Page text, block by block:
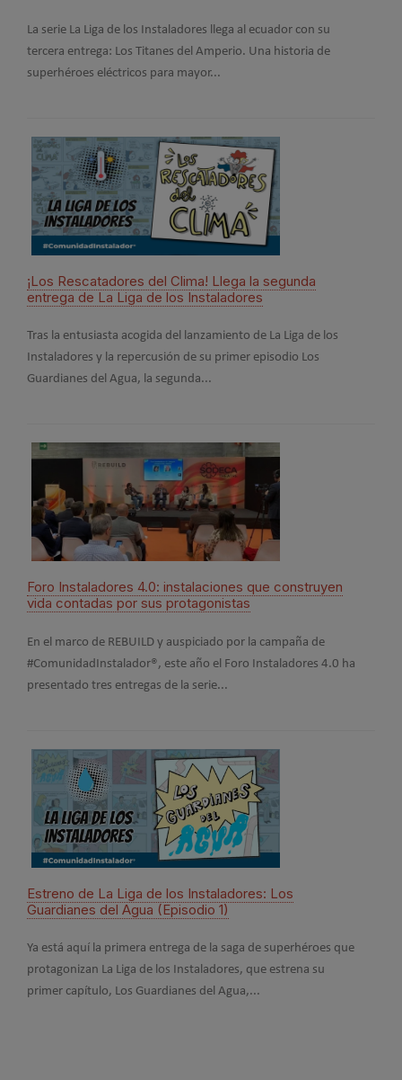
La serie La Liga de los Instaladores llega al ecuador con su
tercera entrega: Los Titanes del Amperio. Una historia de
superhéroes eléctricos para mayor...
¡Los Rescatadores del Clima! Llega la segunda
entrega de La Liga de los Instaladores
Tras la entusiasta acogida del lanzamiento de La Liga de los
Instaladores y la repercusión de su primer episodio Los
Guardianes del Agua, la segunda...
Foro Instaladores 4.0: instalaciones que construyen
vida contadas por sus protagonistas
En el marco de REBUILD y auspiciado por la campaña de
#ComunidadInstalador®, este año el Foro Instaladores 4.0 ha
presentado tres entregas de la serie...
Estreno de La Liga de los Instaladores: Los
Guardianes del Agua (Episodio 1)
Ya está aquí la primera entrega de la saga de superhéroes que
protagonizan La Liga de los Instaladores, que estrena su
primer capítulo, Los Guardianes del Agua,...